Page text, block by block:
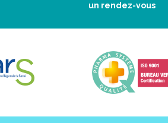
un rendez-vous